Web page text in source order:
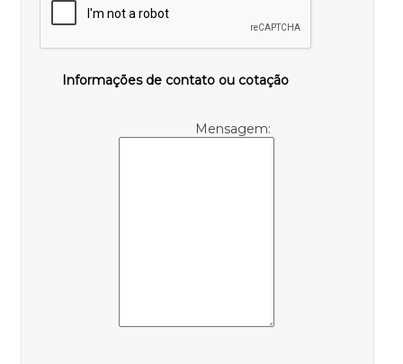
Informações de contato ou cotação
Mensagem: